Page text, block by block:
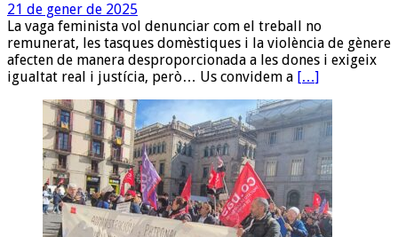
21 de gener de 2025
La vaga feminista vol denunciar com el treball no
remunerat, les tasques domèstiques i la violència de gènere
afecten de manera desproporcionada a les dones i exigeix
igualtat real i justícia, però… Us convidem a […]